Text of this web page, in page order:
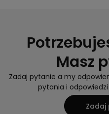
Masz
Zadaj pytanie a my
pytania i
Zadaj